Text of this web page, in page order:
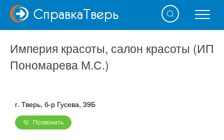
СправкаТверь
Империя красоты, салон красоты (ИП
Пономарева М.С.)
г. Тверь, б-р Гусева, 39Б
Позвонить